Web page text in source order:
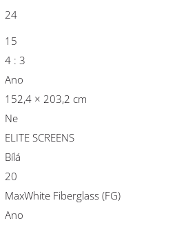
24
15
4 : 3
Ano
152,4 × 203,2 cm
Ne
ELITE SCREENS
Bílá
20
MaxWhite Fiberglass (FG)
Ano